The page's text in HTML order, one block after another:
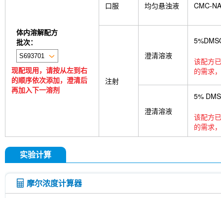
体内溶解配方
批次：
现配现用，请按从左到右
的顺序依次添加，澄清后
再加入下一溶剂
口服 均匀悬浊液 CMC-NA
注射
澄清溶液
该配方
的需求
澄清溶液
5%
该配方
的需求
实验计算
摩尔浓度计算器